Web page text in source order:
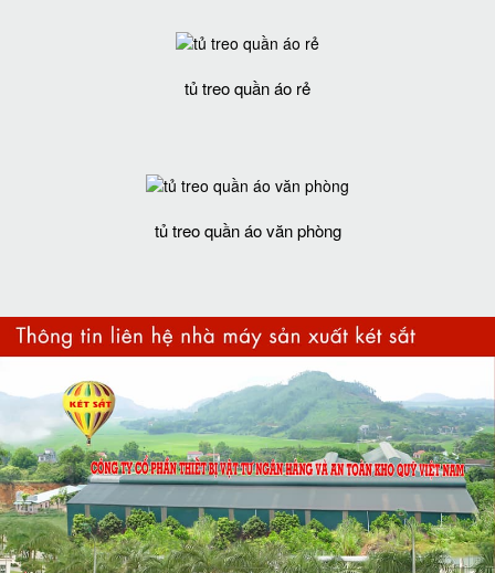
tủ treo quần áo rẻ
tủ treo quần áo văn phòng